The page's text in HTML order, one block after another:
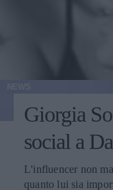
Giorgia
social a
L'influencer non
quanto lui sia